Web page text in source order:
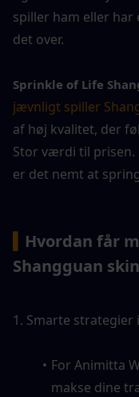
spiller ham eller
det over.
Sprinkle of Life
jævnligt spiller
af høj kvalitet, der
Stor værdi til prisen.
er det nemt at
Hvordan får
Shangguan
1. Smarte strategier
For Animitta
makse dine